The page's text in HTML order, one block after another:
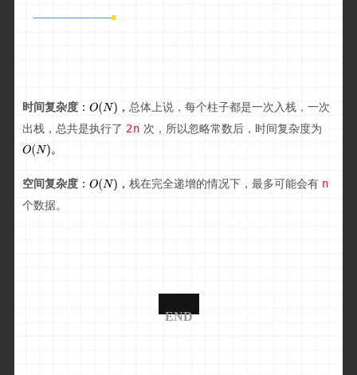
时间复杂度： ， 总体上说，每个柱子都是一次入栈，一次
出栈，总共是执行了 2n 次，所以忽略常数后，时间复杂度为
。
空间复杂度： ， 栈在完全递增的情况下，最多可能会有 n
个数据。
END